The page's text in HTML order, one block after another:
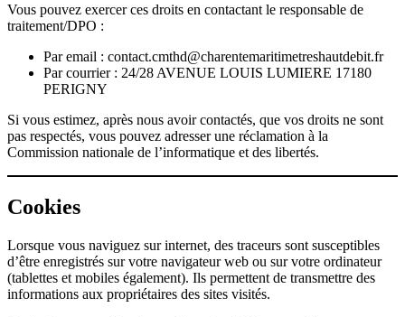
Vous pouvez exercer ces droits en contactant le responsable de
traitement/DPO :
Par email : contact.cmthd@charentemaritimetreshautdebit.fr
Par courrier : 24/28 AVENUE LOUIS LUMIERE 17180
PERIGNY
Si vous estimez, après nous avoir contactés, que vos droits ne sont
pas respectés, vous pouvez adresser une réclamation à la
Commission nationale de l’informatique et des libertés.
Cookies
Lorsque vous naviguez sur internet, des traceurs sont susceptibles
d’être enregistrés sur votre navigateur web ou sur votre ordinateur
(tablettes et mobiles également). Ils permettent de transmettre des
informations aux propriétaires des sites visités.